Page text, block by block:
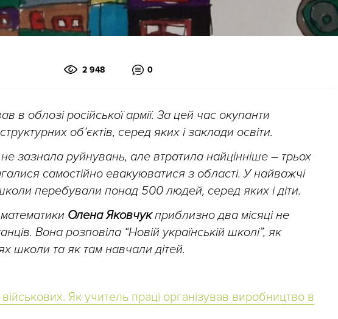
2 948 0
в облозі російської армії. За цей час окупанти
об’єктів, серед яких і заклади освіти.
зазнала руйнувань, але втратила найцінніше – трьох
самостійно евакуюватися з області. У найважчі
перебували понад 500 людей, серед яких і діти.
Олена Яковчукприблизно два місяці не
Вона розповіла “Новій українській школі”, як
школи та як там навчали дітей.
військових. Як учитель праці організував виробництво в